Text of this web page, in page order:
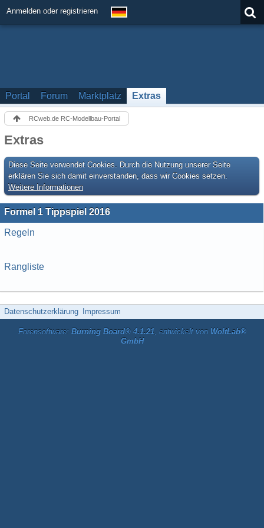
Anmelden oder registrieren
Portal Forum Marktplatz Extras
RCweb.de RC-Modellbau-Portal
Extras
Diese Seite verwendet Cookies. Durch die Nutzung unserer Seite
erklären Sie sich damit einverstanden, dass wir Cookies setzen.
Weitere Informationen
Formel 1 Tippspiel 2016
Regeln
Rangliste
Datenschutzerklärung Impressum
Forensoftware: Burning Board® 4.1.21, entwickelt von WoltLab®
GmbH